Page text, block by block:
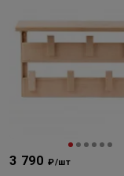
3 790 ₽/шт